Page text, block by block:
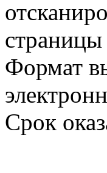
Формат
Срок